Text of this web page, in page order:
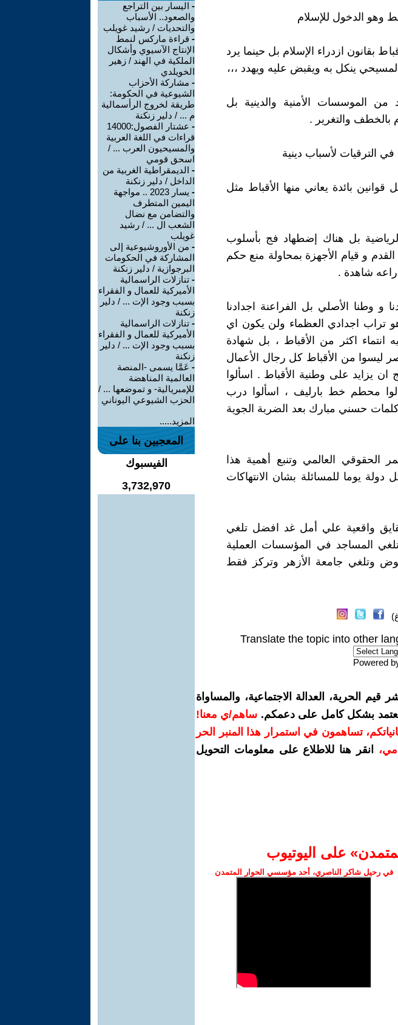
وهو الدخول للإسلام
بقانون ازدراء الإسلام بل حينما يرد
ينكل به ويقبض عليه ويهدد ،،،
الموسسات الأمنية والدينية بل
بالخطف والتغرير .
الترقيات لأسباب دينية
قوانين بائدة يعاني منها الأقباط مثل
بل هناك إضطهاد فج بأسلوب
و قيام الأجهزة بمحاولة منع حكم
شاهدة .
و وطنا الأصلي بل الفراعنة اجدادنا
تراب اجدادي العظماء ولن يكون اي
اكثر من الأقباط ، بل شهادة
ليسوا من الأقباط كل رجال الأعمال
يزايد على وطنية الأقباط . اسألوا
محطم خط بارليف ، اسألوا درب
كلمات حسني مبارك بعد الضربة الجوية
الحقوقي العالمي وتنبع أهمية هذا
يوما للمسائلة بشان الانتهاكات
واقعية علي أمل غد افضل تلغي
تلغي المساجد في المؤسسات العملية
وتلغي جامعة الأزهر وتركز فقط
Translate the topic into other
Powered
الحرية، العدالة الاجتماعية، والمساواة
يعتمد بشكل كامل على دعمكم. ساهم/ي معنا!
إمكانياتكم، تساهمون في استمرار هذا المنبر الحر
،
انقر هنا للاطلاع على معلومات التحويل
على اليوتيوب
في رحيل شاكر الناصري، أحد مؤسسي الحوار المتمدن
- اليسار بين التراجع
والصعود.. الأسباب
والتحديات / رشيد غويلب
- قراءة ماركس لنمط
الإنتاج الآسيوي وأشكال
الملكية في الهند / زهير
الخويلدي
- مشاركة الأحزاب
الشيوعية في الحكومة:
طريقة لخروج الرأسمالية
م ... / دلير زنكنة
-
عشتار الفصول:14000
قراءات في اللغة العربية
والمسيحيون العرب ... /
اسحق قومي
- الديمقراطية الغربية من
الداخل / دلير زنكنة
-
يسار 2023 .. مواجهة
اليمين المتطرف
والتضامن مع نضال
الشعب ال ... / رشيد
غويلب
- من الأوروشيوعية إلى
المشاركة في الحكومات
البرجوازية / دلير زنكنة
- تنازلات الراسمالية
الأميركية للعمال و الفقراء
بسبب وجود الإت ... / دلير
زنكنة
- تنازلات الراسمالية
الأميركية للعمال و الفقراء
بسبب وجود الإت ... / دلير
زنكنة
- عَمَّا يسمى -المنصة
العالمية المناهضة
للإمبريالية- و تموضعها ... /
الحزب الشيوعي اليوناني
المزيد.....
المعجبين بنا على
الفيسبوك
3,732,970